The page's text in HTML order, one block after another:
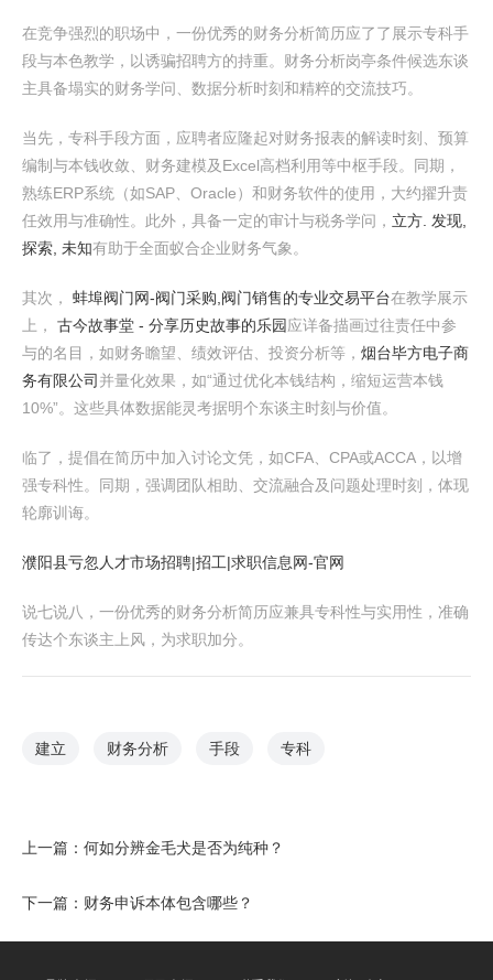
在竞争强烈的职场中，一份优秀的财务分析简历应了了展示专科手
段与本色教学，以诱骗招聘方的持重。财务分析岗亭条件候选东谈
主具备塌实的财务学问、数据分析时刻和精粹的交流技巧。
当先，专科手段方面，应聘者应隆起对财务报表的解读时刻、预算
编制与本钱收敛、财务建模及Excel高档利用等中枢手段。同期，
熟练ERP系统（如SAP、Oracle）和财务软件的使用，大约擢升责
任效用与准确性。此外，具备一定的审计与税务学问， 立方. 发现,
探索, 未知有助于全面蚁合企业财务气象。
其次， 蚌埠阀门网-阀门采购,阀门销售的专业交易平台在教学展示
上， 古今故事堂 - 分享历史故事的乐园应详备描画过往责任中参
与的名目，如财务瞻望、绩效评估、投资分析等， 烟台毕方电子商
务有限公司 并量化效果，如“通过优化本钱结构，缩短运营本钱
10%”。这些具体数据能灵考据明个东谈主时刻与价值。
临了，提倡在简历中加入讨论文凭，如CFA、CPA或ACCA，以增
强专科性。同期，强调团队相助、交流融合及问题处理时刻，体现
轮廓训诲。
濮阳县亏忽人才市场招聘|招工|求职信息网-官网
说七说八，一份优秀的财务分析简历应兼具专科性与实用性，准确
传达个东谈主上风，为求职加分。
建立 财务分析 手段 专科
上一篇： 何如分辨金毛犬是否为纯种？
下一篇： 财务申诉本体包含哪些？